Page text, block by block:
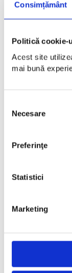
Consimțământ
Politică cookie-
Acest site
mai bună
consimțământului
Necesare
Preferinţe
Statistici
Marketing